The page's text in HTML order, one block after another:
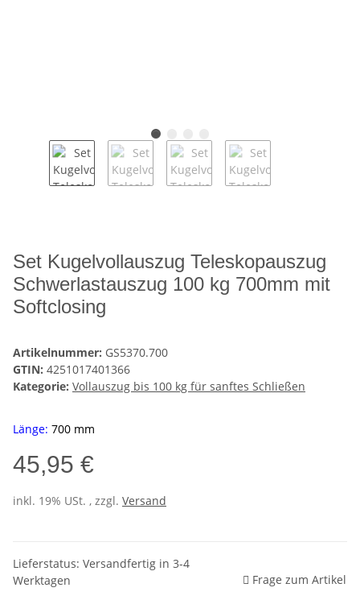
Set Kugelvollauszug Teleskopauszug
Schwerlastauszug 100 kg 700mm mit
Softclosing
Artikelnummer: GS5370.700
GTIN: 4251017401366
Kategorie: Vollauszug bis 100 kg für sanftes Schließen
Länge: 700 mm
45,95 €
inkl. 19% USt. , zzgl. Versand
Lieferstatus: Versandfertig in 3-4
Werktagen
Frage zum Artikel